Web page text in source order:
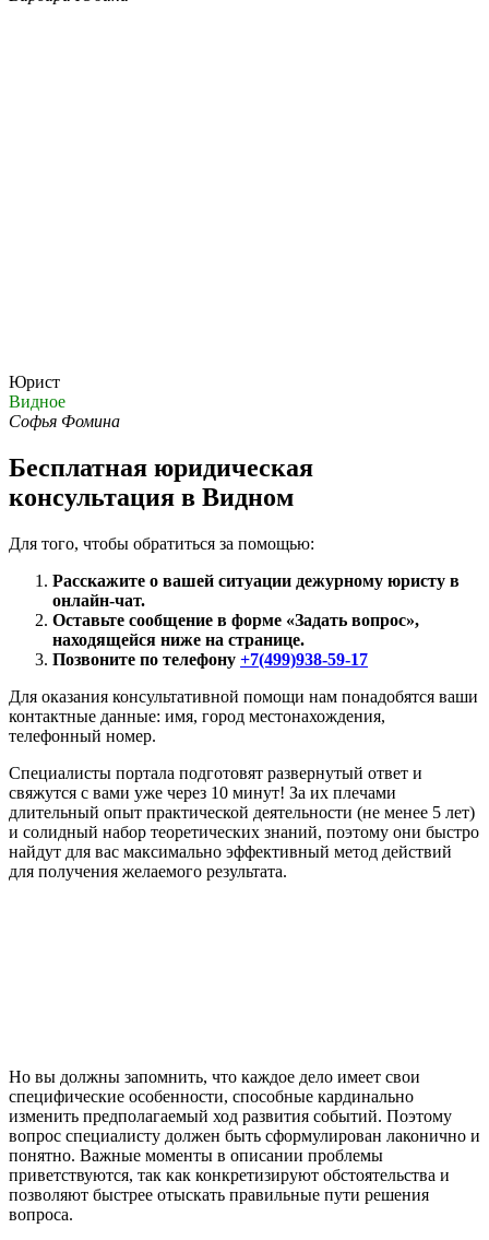
Юрист
Видное
Софья Фомина
Бесплатная юридическая
консультация в Видном
Для того, чтобы обратиться за помощью:
Расскажите о вашей ситуации дежурному юристу в
онлайн-чат.
Оставьте сообщение в форме «Задать вопрос»,
находящейся ниже на странице.
Позвоните по телефону +7(499)938-59-17
Для оказания консультативной помощи нам понадобятся ваши
контактные данные: имя, город местонахождения,
телефонный номер.
Специалисты портала подготовят развернутый ответ и
свяжутся с вами уже через 10 минут! За их плечами
длительный опыт практической деятельности (не менее 5 лет)
и солидный набор теоретических знаний, поэтому они быстро
найдут для вас максимально эффективный метод действий
для получения желаемого результата.
Но вы должны запомнить, что каждое дело имеет свои
специфические особенности, способные кардинально
изменить предполагаемый ход развития событий. Поэтому
вопрос специалисту должен быть сформулирован лаконично и
понятно. Важные моменты в описании проблемы
приветствуются, так как конкретизируют обстоятельства и
позволяют быстрее отыскать правильные пути решения
вопроса.